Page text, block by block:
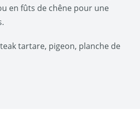
en fûts de chêne pour une
tartare, pigeon, planche de